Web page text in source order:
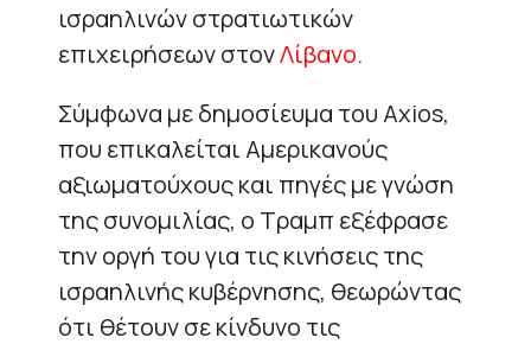
ισραηλινών στρατιωτικών
επιχειρήσεων στονΛίβανο.
Σύμφωνα με δημοσίευμα του Axios,
που επικαλείται Αμερικανούς
αξιωματούχους και πηγές με γνώση
της συνομιλίας, ο Τραμπ εξέφρασε
την οργή του για τις κινήσεις της
ισραηλινής κυβέρνησης, θεωρώντας
ότι θέτουν σε κίνδυνο τις